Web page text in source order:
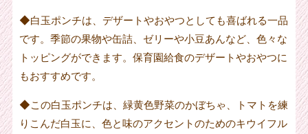
◆白玉ポンチは、デザートやおやつとしても喜ばれる一品
です。季節の果物や缶詰、ゼリーや小豆あんなど、色々な
トッピングができます。保育園給食のデザートやおやつに
もおすすめです。
◆この白玉ポンチは、緑黄色野菜のかぼちゃ、トマトを練
りこんだ白玉に、色と味のアクセントのためのキウイフル